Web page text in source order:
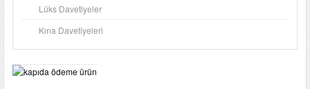
Lüks Davetiyeler
Kına Davetiyeleri